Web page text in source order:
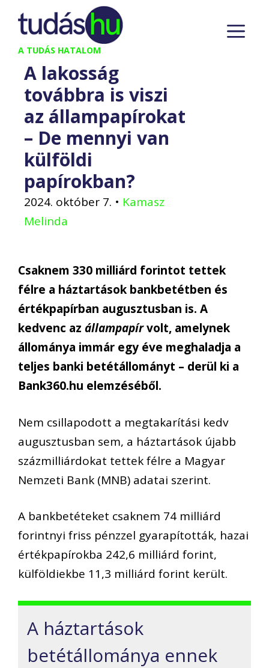
Kilépés
tartalomba
A TUDÁS HATALOM
A lakosság
továbbra is viszi
az állampapírokat
– De mennyi van
külföldi
papírokban?
2024. október 7. • Kamasz
Melinda
Csaknem 330 milliárd forintot tettek
félre a háztartások bankbetétben és
értékpapírban augusztusban is. A
kedvenc az állampapírvolt, amelynek
állománya immár egy éve meghaladja a
teljes banki betétállományt – derül ki a
Bank360.hu elemzéséből.
Nem csillapodott a megtakarítási kedv
augusztusban sem, a háztartások újabb
százmilliárdokat tettek félre a Magyar
Nemzeti Bank (MNB) adatai szerint.
A bankbetéteket csaknem 74 milliárd
forintnyi friss pénzzel gyarapították, hazai
értékpapírokba 242,6 milliárd forint,
külföldiekbe 11,3 milliárd forint került.
A háztartások
betétállománya ennek